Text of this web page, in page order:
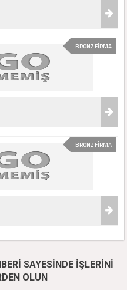
BRONZ FİRMA
BRONZ FİRMA
SAYESİNDE İŞLERİNİ
OLUN